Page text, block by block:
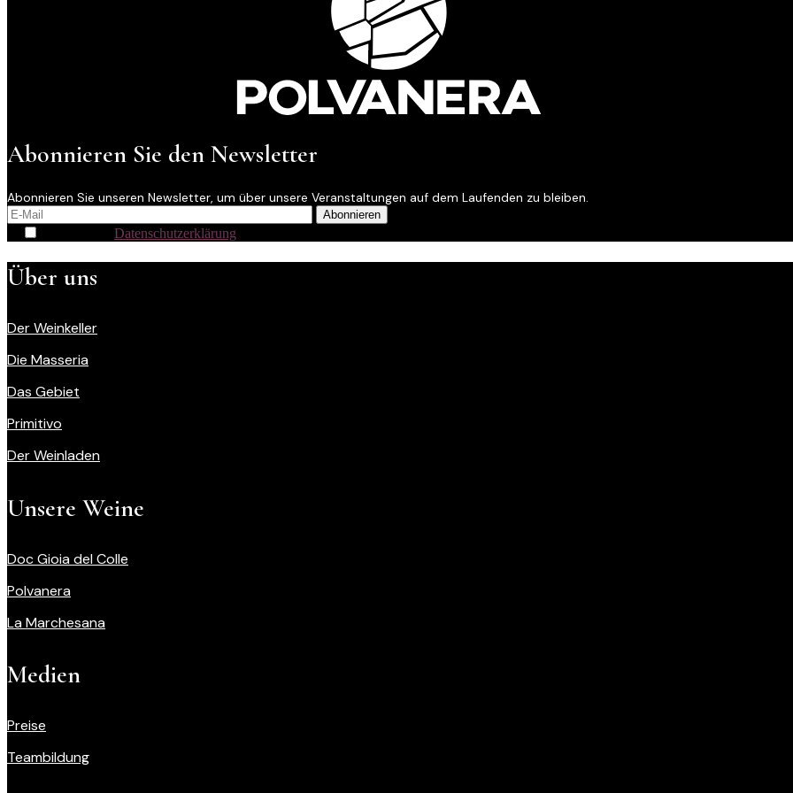
Abonnieren Sie den Newsletter
Abonnieren Sie unseren Newsletter, um über unsere Veranstaltungen auf dem Laufenden zu bleiben.
Datenschutzerklärung
Über uns
Der Weinkeller
Die Masseria
Das Gebiet
Primitivo
Der Weinladen
Unsere Weine
Doc Gioia del Colle
Polvanera
La Marchesana
Medien
Preise
Teambildung